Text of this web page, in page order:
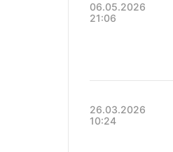
06.05.2026
21:06
26.03.2026
10:24